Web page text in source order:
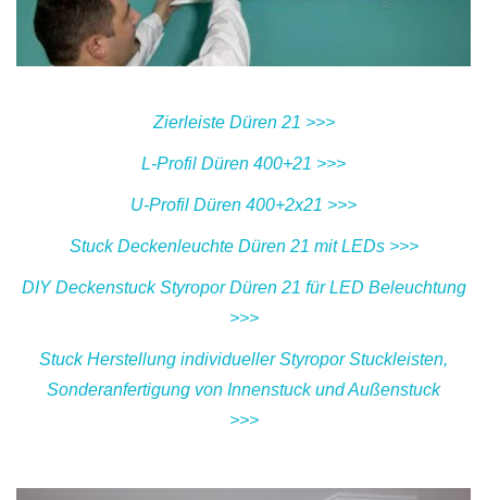
Zierleiste Düren 21 >>>
L-Profil Düren 400+21 >>>
U-Profil Düren 400+2x21 >>>
Stuck Deckenleuchte Düren 21 mit LEDs >>>
DIY Deckenstuck Styropor Düren 21 für LED Beleuchtung
>>>
Stuck Herstellung individueller Styropor Stuckleisten,
Sonderanfertigung von Innenstuck und Außenstuck
>>>